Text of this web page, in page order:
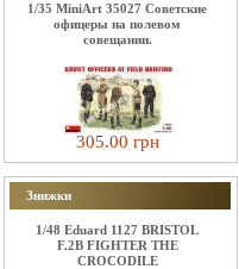
1/35 MiniArt 35027 Советские
офицеры на полевом
совещании.
305.00 грн
Знижки
1/48 Eduard 1127 BRISTOL
F.2B FIGHTER THE
CROCODILE